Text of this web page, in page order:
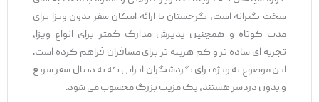
سخت‌ گیرانه است، گرجستان با ارائه امکان سفر بدون ویزا برای
مدت کوتاه و همچنین پذیرش مدارک کمتر برای انواع ویزا،
تجربه ‌ای ساده‌ تر و کم ‌هزینه ‌تر برای مسافران فراهم کرده است.
این موضوع به ‌ویژه برای گردشگران ایرانی که به دنبال سفر سریع
و بدون دردسر هستند، یک مزیت بزرگ محسوب می‌ شود.